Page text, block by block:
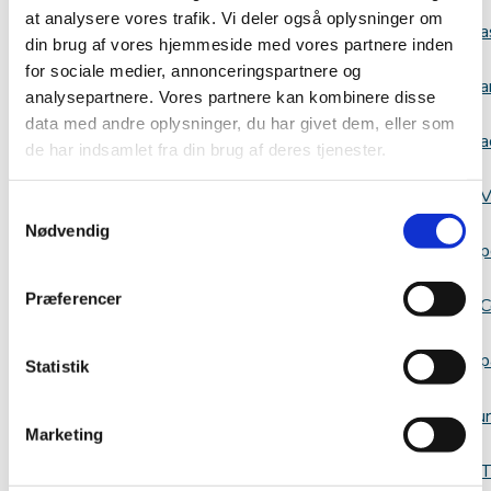
at analysere vores trafik. Vi deler også oplysninger om
din brug af vores hjemmeside med vores partnere inden
for sociale medier, annonceringspartnere og
analysepartnere. Vores partnere kan kombinere disse
data med andre oplysninger, du har givet dem, eller som
de har indsamlet fra din brug af deres tjenester.
Nødvendig
Præferencer
Statistik
Marketing